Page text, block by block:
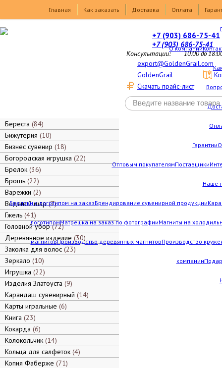
Главная
Как заказать Доставка Оплата
О компании
Гарантии
Оптовым покупателямПоставщики
Наше
Брелоки с логотипом на заказБрендирование сувенирной продукции
логотипомМатрешка на заказ по фотографииМагниты на
магнитовПроизводство деревянных магнитовПроизводство
компании
+7 (903) 686-75-41
+7 (903) 686-75-41
Консультации: 10:00 до
export@GoldenGrail.com
GoldenGrail
Скачать прайс-лист
Береста 84
Бижутерия 10
Бизнес сувенир 18
Богородская игрушка 22
Брелок 36
Брошь 22
Варежки 2
Водяной шар 7
Гжель 41
Головной убор 72
Деревянное изделие 30
Заколка для волос 23
Зеркало 10
Игрушка 22
Изделия Златоуста 9
Карандаш сувенирный 14
Карты игральные 6
Книга 23
Кокарда 6
Колокольчик 14
Кольца для салфеток 4
Копия Фаберже 71